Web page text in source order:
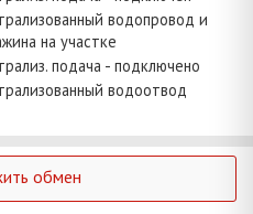
водопровод и
на участке
подача - подключено
водоотвод
обмен